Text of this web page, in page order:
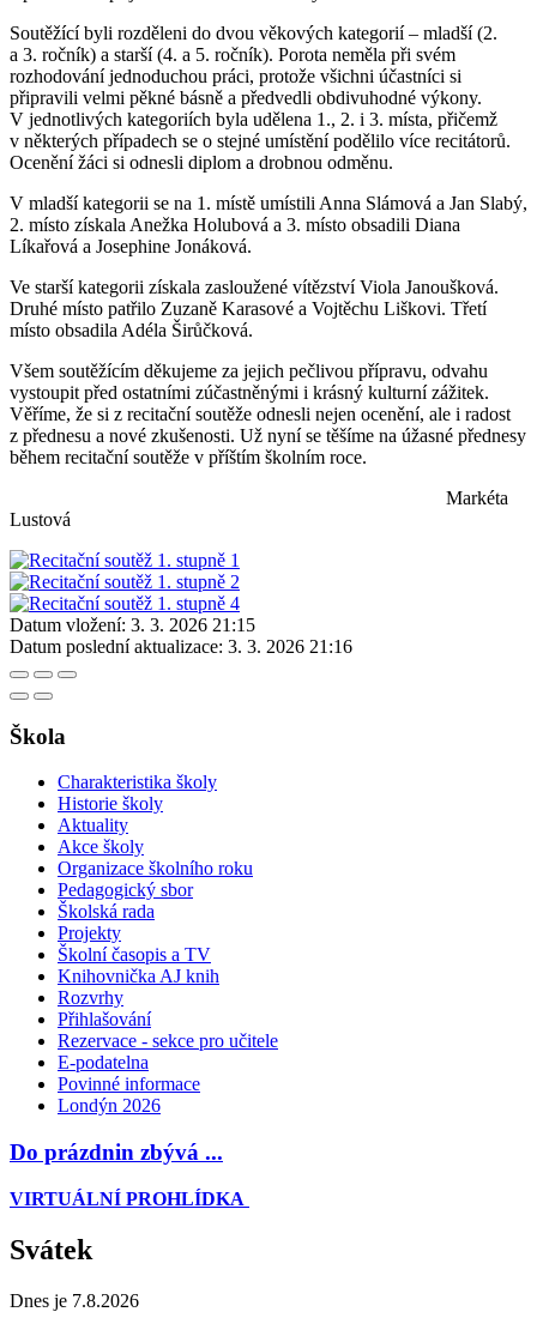
Soutěžící byli rozděleni do dvou věkových kategorií – mladší (2.
a 3. ročník) a starší (4. a 5. ročník). Porota neměla při svém
rozhodování jednoduchou práci, protože všichni účastníci si
připravili velmi pěkné básně a předvedli obdivuhodné výkony.
V jednotlivých kategoriích byla udělena 1., 2. i 3. místa, přičemž
v některých případech se o stejné umístění podělilo více recitátorů.
Ocenění žáci si odnesli diplom a drobnou odměnu.
V mladší kategorii se na 1. místě umístili Anna Slámová a Jan Slabý,
2. místo získala Anežka Holubová a 3. místo obsadili Diana
Líkařová a Josephine Jonáková.
Ve starší kategorii získala zasloužené vítězství Viola Janoušková.
Druhé místo patřilo Zuzaně Karasové a Vojtěchu Liškovi. Třetí
místo obsadila Adéla Širůčková.
Všem soutěžícím děkujeme za jejich pečlivou přípravu, odvahu
vystoupit před ostatními zúčastněnými i krásný kulturní zážitek.
Věříme, že si z recitační soutěže odnesli nejen ocenění, ale i radost
z přednesu a nové zkušenosti. Už nyní se těšíme na úžasné přednesy
během recitační soutěže v příštím školním roce.
Markéta
Lustová
Datum vložení: 3. 3. 2026 21:15
Datum poslední aktualizace: 3. 3. 2026 21:16
Škola
Charakteristika školy
Historie školy
Aktuality
Akce školy
Organizace školního roku
Pedagogický sbor
Školská rada
Projekty
Školní časopis a TV
Knihovnička AJ knih
Rozvrhy
Přihlašování
Rezervace - sekce pro učitele
E-podatelna
Povinné informace
Londýn 2026
Do prázdnin zbývá ...
VIRTUÁLNÍ PROHLÍDKA
Svátek
Dnes je 7.8.2026